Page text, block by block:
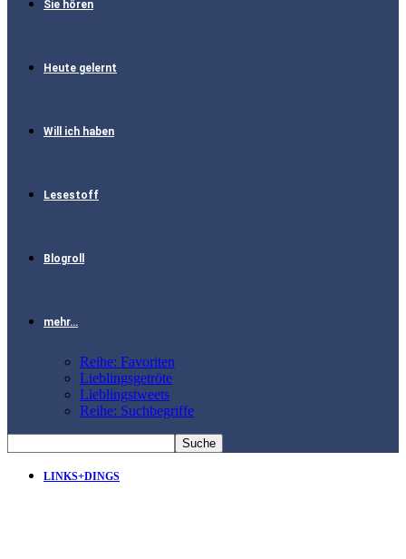
Sie hören
Heute gelernt
Will ich haben
Lesestoff
Blogroll
mehr…
Reihe: Favoriten
Lieblingsgetröte
Lieblingstweets
Reihe: Suchbegriffe
LINKS+DINGS